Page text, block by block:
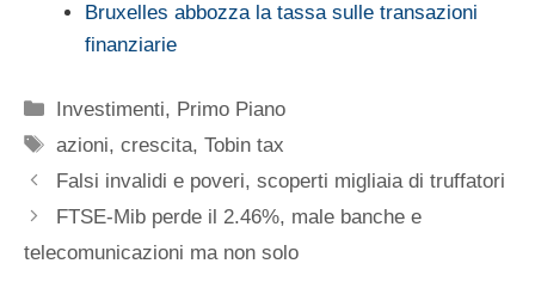
Bruxelles abbozza la tassa sulle transazioni
finanziarie
Categorie
Investimenti, Primo Piano
Tag
azioni,crescita,Tobin tax
Falsi invalidi e poveri, scoperti migliaia di truffatori
FTSE-Mib perde il 2.46%, male banche e
telecomunicazioni ma non solo